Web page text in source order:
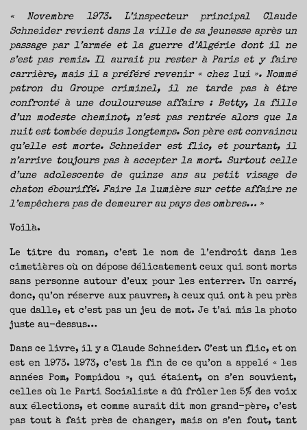
« Novembre 1973. L’inspecteur principal Claude
Schneider revient dans la ville de sa jeunesse après un
passage par l’armée et la guerre d’Algérie dont il ne
s’est pas remis. Il aurait pu rester à Paris et y faire
carrière, mais il a préféré revenir « chez lui ». Nommé
patron du Groupe criminel, il ne tarde pas à être
confronté à une douloureuse affaire : Betty, la fille
d’un modeste cheminot, n’est pas rentrée alors que la
nuit est tombée depuis longtemps. Son père est convaincu
qu’elle est morte. Schneider est flic, et pourtant, il
n’arrive toujours pas à accepter la mort. Surtout celle
d’une adolescente de quinze ans au petit visage de
chaton ébouriffé. Faire la lumière sur cette affaire ne
l’empêchera pas de demeurer au pays des ombres… »
Voilà.
Le titre du roman, c’est le nom de l’endroit dans les
cimetières où on dépose délicatement ceux qui sont morts
sans personne autour d’eux pour les enterrer. Un carré,
donc, qu’on réserve aux pauvres, à ceux qui ont à peu près
que dalle, et c’est pas un jeu de mot. Je t’ai mis la photo
juste au-dessus…
Dans ce livre, il y a Claude Schneider. C’est un flic, et on
est en 1973. 1973, c’est la fin de ce qu’on a appelé « les
années Pom, Pompidou », qui étaient, on s’en souvient,
celles où le Parti Socialiste a dû frôler les 5% des voix
aux élections, et comme aurait dit mon grand-père, c’est
pas tout à fait près de changer, mais on s’en fout, tant